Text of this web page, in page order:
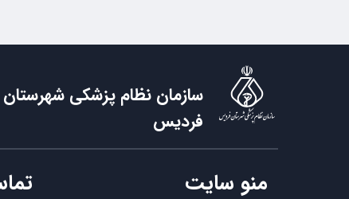
سازمان نظام پزشکی شهرستان
فردیس
منو سایت